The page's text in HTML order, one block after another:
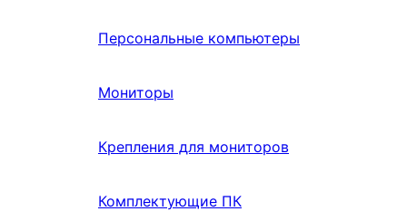
Персональные компьютеры
Мониторы
Крепления для мониторов
Комплектующие ПК